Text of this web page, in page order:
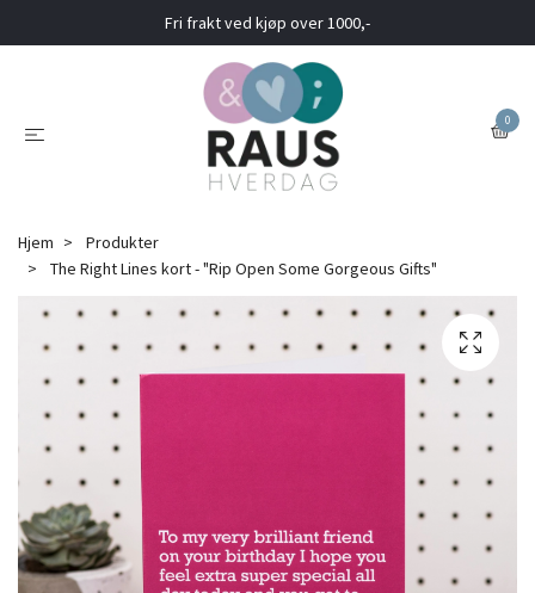
Fri frakt ved kjøp over 1000,-
0
Hjem
Produkter
The Right Lines kort - "Rip Open Some Gorgeous Gifts"